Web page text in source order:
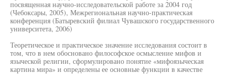
посвященная научно-исследовательской работе за 2004 год
(Чебоксары, 2005), Межрегиональная научно-практическая
конференция (Батыревский филиал Чувашского государственного
университета, 2006)
Теоретическое и практическое значение исследования состоит в
том, что в нем обосновано философское осмысление мифов и
языческой религии, сформулировано понятие «мифоязыческая
картина мира» и определены ее основные функции в качестве